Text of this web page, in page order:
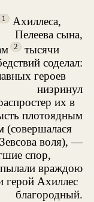
1
Ахиллеса,
Пелеева сына,
2 тысячи
соделал:
героев
низринул
их в
плотоядным
(совершалася
Зевсова воля), —
спор,
враждою
герой Ахиллес
благородный.